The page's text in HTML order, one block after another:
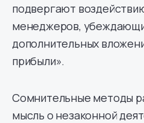
подвергают
менеджеров,
дополнительных
прибыли».
Сомнительные методы
мысль о незаконной